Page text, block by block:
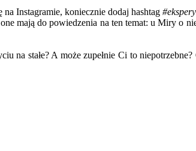
Instagramie, koniecznie dodaj hashtag
mają do powiedzenia na ten temat: u Miry o
na stałe? A może zupełnie Ci to